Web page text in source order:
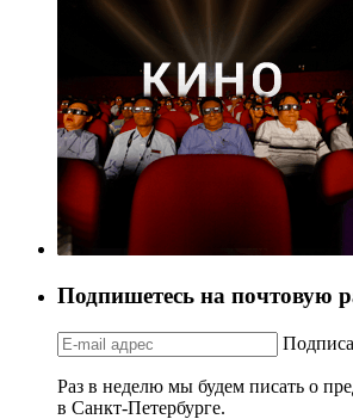
Подпишетесь на почтовую
Раз в неделю мы будем писать о
в Санкт-Петербурге.